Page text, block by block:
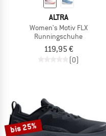
ALTRA
Women's Motiv FLX
Runningschuhe
119,95 €
(0)
bis 25%